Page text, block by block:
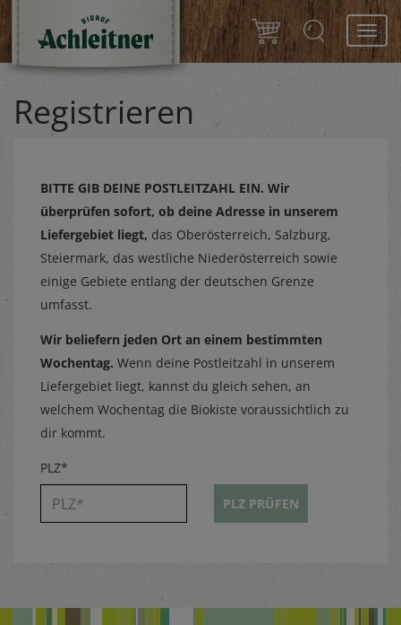
Registrieren
BITTE GIB DEINE POSTLEITZAHL EIN. Wir
überprüfen sofort, ob deine Adresse in unserem
Liefergebiet liegt, das Oberösterreich, Salzburg,
Steiermark, das westliche Niederösterreich sowie
einige Gebiete entlang der deutschen Grenze
umfasst.
Wir beliefern jeden Ort an einem bestimmten
Wochentag. Wenn deine Postleitzahl in unserem
Liefergebiet liegt, kannst du gleich sehen, an
welchem Wochentag die Biokiste voraussichtlich zu
dir kommt.
PLZ*
PLZ PRÜFEN